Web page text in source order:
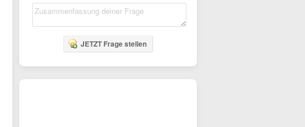
JETZT Frage stellen